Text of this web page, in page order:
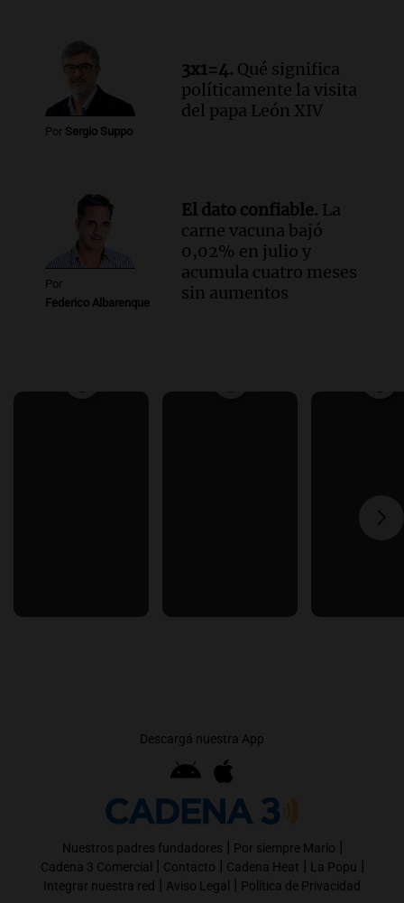
Por Sergio Suppo
3x1=4. Qué significa
políticamente la visita
del papa León XIV
Por
Federico Albarenque
El dato confiable. La
carne vacuna bajó
0,02% en julio y
acumula cuatro meses
sin aumentos
Descargá nuestra App
Nuestros padres fundadores | Por siempre Mario |
Cadena 3 Comercial | Contacto | Cadena Heat | La Popu |
Integrar nuestra red | Aviso Legal | Política de Privacidad